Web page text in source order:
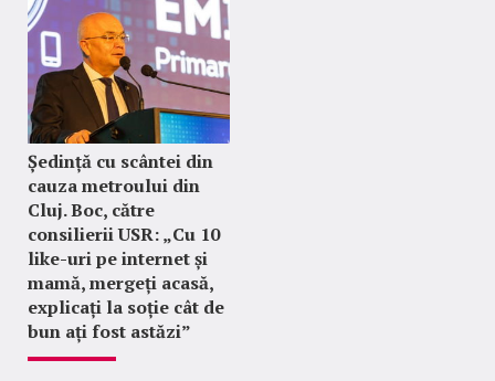
Ședință cu scântei din
cauza metroului din
Cluj. Boc, către
consilierii USR: „Cu 10
like-uri pe internet și
mamă, mergeți acasă,
explicați la soție cât de
bun ați fost astăzi”